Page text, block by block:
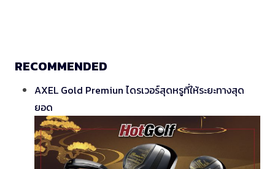
RECOMMENDED
AXEL Gold Premiun ไดรเวอร์สุดหรูที่ให้ระยะทางสุด
ยอด